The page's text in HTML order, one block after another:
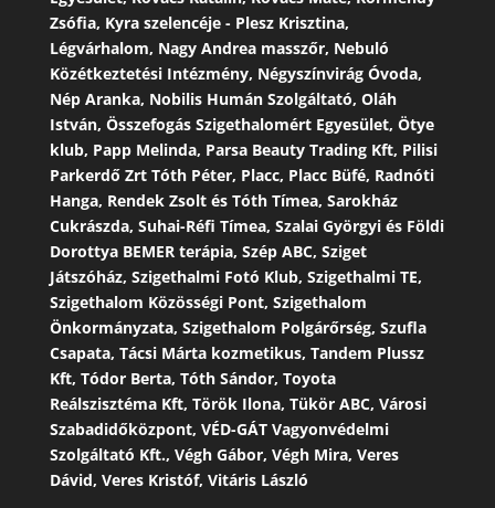
Zsófia, Kyra szelencéje - Plesz Krisztina,
Légvárhalom, Nagy Andrea masszőr, Nebuló
Közétkeztetési Intézmény, Négyszínvirág Óvoda,
Nép Aranka, Nobilis Humán Szolgáltató, Oláh
István, Összefogás Szigethalomért Egyesület, Ötye
klub, Papp Melinda, Parsa Beauty Trading Kft, Pilisi
Parkerdő Zrt Tóth Péter, Placc, Placc Büfé, Radnóti
Hanga, Rendek Zsolt és Tóth Tímea, Sarokház
Cukrászda, Suhai-Réfi Tímea, Szalai Györgyi és Földi
Dorottya BEMER terápia, Szép ABC, Sziget
Játszóház, Szigethalmi Fotó Klub, Szigethalmi TE,
Szigethalom Közösségi Pont, Szigethalom
Önkormányzata, Szigethalom Polgárőrség, Szufla
Csapata, Tácsi Márta kozmetikus, Tandem Plussz
Kft, Tódor Berta, Tóth Sándor, Toyota
Reálszisztéma Kft, Török Ilona, Tükör ABC, Városi
Szabadidőközpont, VÉD-GÁT Vagyonvédelmi
Szolgáltató Kft., Végh Gábor, Végh Mira, Veres
Dávid, Veres Kristóf, Vitáris László